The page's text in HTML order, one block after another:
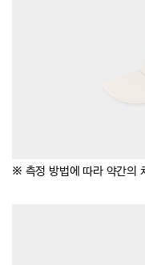
※ 측정 방법에 따라 약간의